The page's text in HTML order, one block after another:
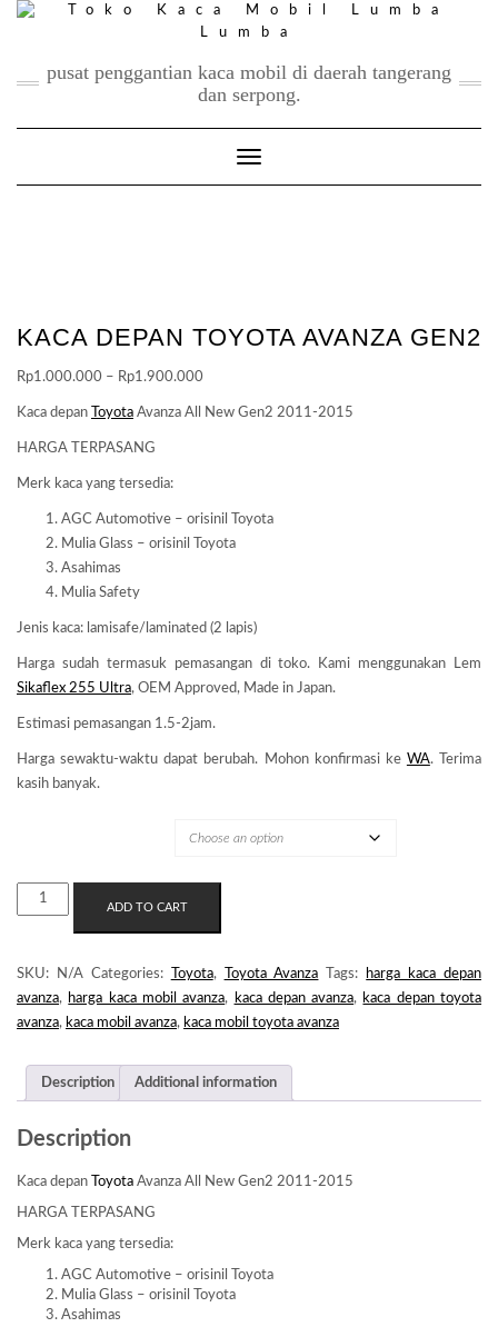
Skip
pusat penggantian kaca mobil di daerah tangerang
dan serpong.
Toggle Navigation
KACA DEPAN TOYOTA AVANZA GEN2
Rp1.000.000 – Rp1.900.000
Kaca depan Toyota Avanza All New Gen2 2011-2015
HARGA TERPASANG
Merk kaca yang tersedia:
AGC Automotive – orisinil Toyota
Mulia Glass – orisinil Toyota
Asahimas
Mulia Safety
Jenis kaca: lamisafe/laminated (2 lapis)
Harga sudah termasuk pemasangan di toko. Kami menggunakan Lem
Sikaflex 255 Ultra, OEM Approved, Made in Japan.
Estimasi pemasangan 1.5-2jam.
Harga sewaktu-waktu dapat berubah. Mohon konfirmasi ke WA. Terima
kasih banyak.
KACA
DEPAN
AVANZA
QUANTITY
ADD TO CART
SKU: N/A Categories: Toyota, Toyota Avanza Tags:
harga kaca depan
avanza, harga kaca mobil avanza, kaca depan avanza, kaca depan toyota
avanza, kaca mobil avanza, kaca mobil toyota avanza
Description Additional information
Description
Kaca depan Toyota Avanza All New Gen2 2011-2015
HARGA TERPASANG
Merk kaca yang tersedia:
AGC Automotive – orisinil Toyota
Mulia Glass – orisinil Toyota
Asahimas